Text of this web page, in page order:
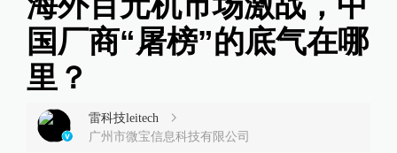
国厂商“屠榜”的底气在哪
里？
雷科技leitech
广州市微宝信息科技有限公司